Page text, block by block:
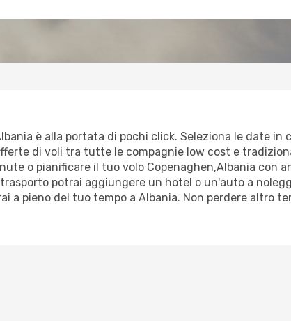
è alla portata di pochi click. Seleziona le date
di voli tra tutte le compagnie low cost e
o pianificare il tuo volo Copenaghen,Albania con
potrai aggiungere un hotel o un'auto a
a pieno del tuo tempo a Albania. Non perdere altro